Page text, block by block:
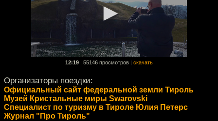
12:19 55146 просмотров скачать
Организаторы поездки:
Официальный сайт федеральной земли Тироль
Музей Кристальные миры Swarovski
Специалист по туризму в Тироле Юлия Петерс
Журнал "Про Тироль"